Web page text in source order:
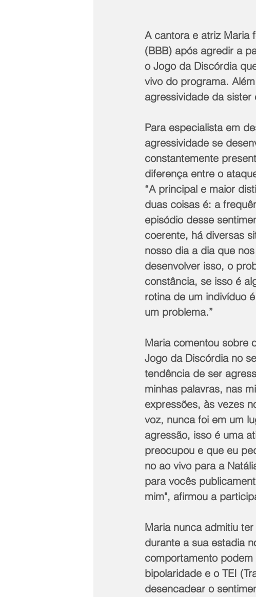
A cantora e atriz Maria
(BBB) após agredir a
o Jogo da Discórdia
vivo do programa.
agressividade da
Para especialista em
agressividade se
constantemente
diferença entre o
“A principal e maior
duas coisas é: a
episódio desse
coerente, há diversas
nosso dia a dia que
desenvolver isso, o
constância, se isso é
rotina de um indivíduo
um problema.”
Maria comentou sobre
Jogo da Discórdia no
tendência de ser
minhas palavras, nas
expressões, às vezes
voz, nunca foi em um
agressão, isso é uma
preocupou e que eu
no ao vivo para a
para vocês
mim", afirmou a
Maria nunca admitiu
durante a sua estadia
comportamento
bipolaridade e o TEI
desencadear o